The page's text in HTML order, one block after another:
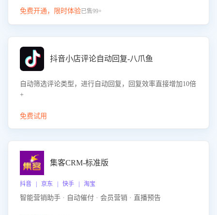
免费开通，限时体验已售99+
抖音小店评论自动回复-八爪鱼
自动筛选评论类型，进行自动回复，回复效率直接增加10倍
+
免费试用
集客CRM-标准版
抖音 | 京东 | 快手 | 淘宝
智能营销助手 · 自动催付 · 会员营销 · 直播预告